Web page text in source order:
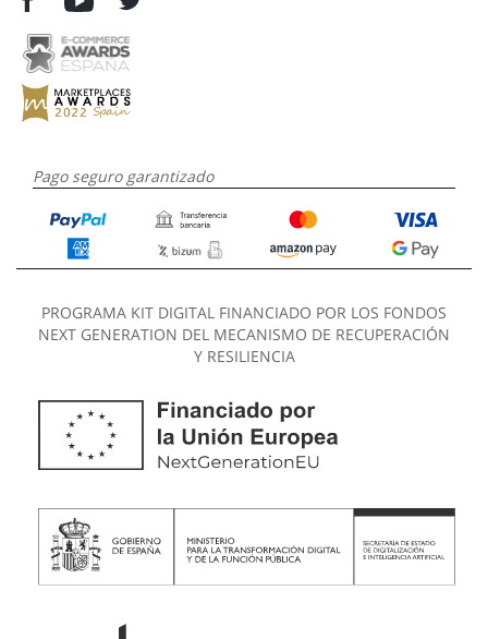
Pago seguro garantizado
PROGRAMA KIT DIGITAL FINANCIADO POR LOS FONDOS
NEXT GENERATION DEL MECANISMO DE RECUPERACIÓN
Y RESILIENCIA